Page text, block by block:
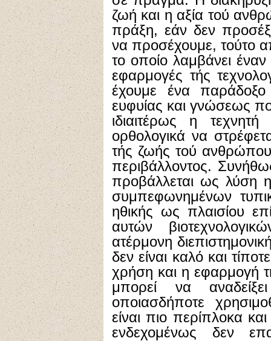
ζωή και η αξία τού
πράξη, εάν δεν
να προσέχουμε, τούτο
το οποίο λαμβάνει έναν
εφαρμογές τής
έχουμε ένα
ευφυίας και γνώσεως
ιδιαιτέρως η
ορθολογικά να
τής ζωής τού
περιβάλλοντος.
προβάλλεται ως λύση
συμπεφωνημένων
ηθικής ως πλαισίου
αυτών
ατέρμονη
δεν είναι καλό και
χρήση και η εφαρμογή
μπορεί να
οποιασδήποτε
είναι πιο περίπλοκα
ενδεχομένως δεν